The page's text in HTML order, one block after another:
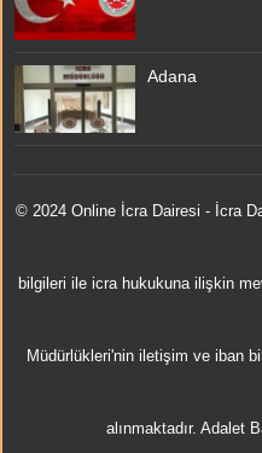
Adana
© 2024 Online İcra Dairesi - İcra
bilgileri ile icra hukukuna ilişkin
Müdürlükleri'nin iletişim ve iban
alınmaktadır. Adalet